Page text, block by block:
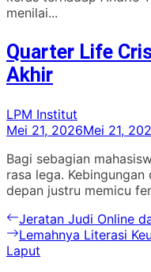
menilai...
Quarter Life
Akhir
LPM Institut
Mei 21, 2026Mei 21,
Bagi sebagian
rasa lega.
depan justru memicu
Navigasi
pos
Previous
post:
Jeratan Judi Online
Next
post:
Lemahnya Literasi
Laput